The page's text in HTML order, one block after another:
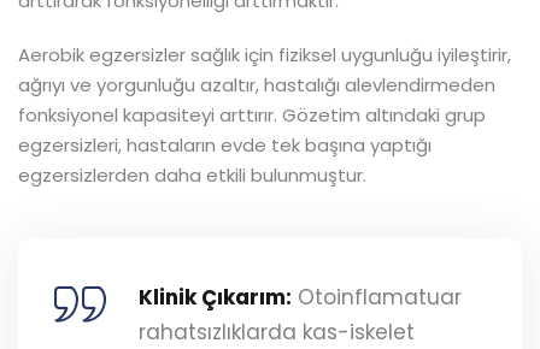
Aerobik egzersizler sağlık için fiziksel uygunluğu iyileştirir,
ağrıyı ve yorgunluğu azaltır, hastalığı alevlendirmeden
fonksiyonel kapasiteyi arttırır. Gözetim altındaki grup
egzersizleri, hastaların evde tek başına yaptığı
egzersizlerden daha etkili bulunmuştur.
Klinik Çıkarım: Otoinflamatuar
rahatsızlıklarda kas-iskelet